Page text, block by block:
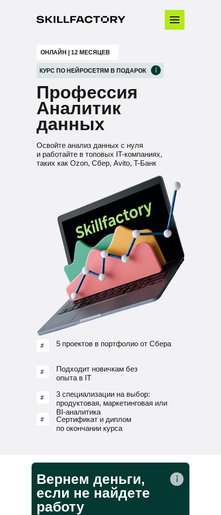
ОНЛАЙН | 12 МЕСЯЦЕВ
Профессия
Аналитик
данных
Освойте анализ данных с нуля
и работайте в топовых IT-компаниях,
таких как Ozon, Сбер, Avito, T-Банк
КУРС ПО НЕЙРОСЕТЯМ В ПОДАРОК
# 5 проектов в портфолио от Сбера
#
Подходит новичкам без
опыта в IT
#
3 специализации на выбор:
продуктовая, маркетинговая или
BI-аналитика
#
Сертификат и диплом
по окончании курса
Вернем деньги,
если не найдете
работу